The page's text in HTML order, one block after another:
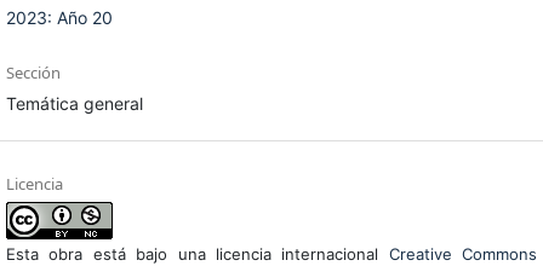
2023: Año 20
Sección
Temática general
Licencia
Esta obra está bajo una licencia internacional Creative Commons